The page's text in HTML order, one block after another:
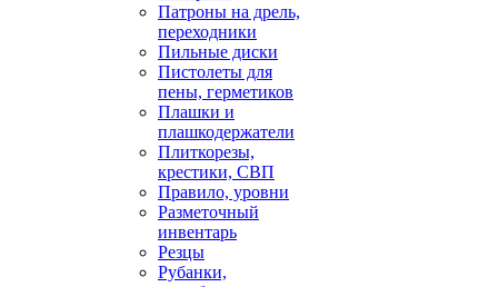
Патроны на дрель,
переходники
Пильные диски
Пистолеты для
пены, герметиков
Плашки и
плашкодержатели
Плиткорезы,
крестики, СВП
Правило, уровни
Разметочный
инвентарь
Резцы
Рубанки,